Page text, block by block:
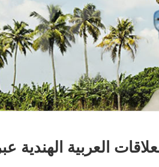
العربية الهندية